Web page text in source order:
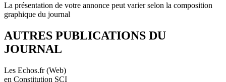
La présentation de votre annonce peut varier selon la composition
graphique du journal
AUTRES PUBLICATIONS DU
JOURNAL
Les Echos.fr (Web)
en Constitution SCI